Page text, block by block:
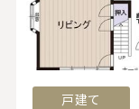
戸建て